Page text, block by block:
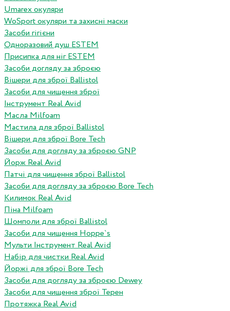
Umarex окуляри
WoSport окуляри та захисні маски
Засоби гігієни
Одноразовий душ ESTEM
Присипка для ніг ESTEM
Засоби догляду за зброєю
Вішери для зброї Ballistol
Засоби для чищення зброї
Інструмент Real Avid
Масла Milfoam
Мастила для зброї Ballistol
Вішери для зброї Bore Tech
Засоби для догляду за зброєю GNP
Йорж Real Avid
Патчі для чищення зброї Ballistol
Засоби для догляду за зброєю Bore Tech
Килимок Real Avid
Піна Milfoam
Шомполи для зброї Ballistol
Засоби для чищення Hoppe`s
Мульти Інструмент Real Avid
Набір для чистки Real Avid
Йоржі для зброї Bore Tech
Засоби для догляду за зброєю Dewey
Засоби для чищення зброї Терен
Протяжка Real Avid